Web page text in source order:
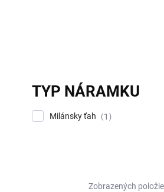
TYP NÁRAMKU
Milánsky ťah 1
Zobrazených